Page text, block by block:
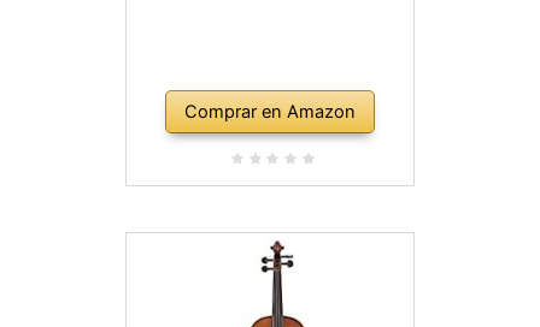
Comprar en Amazon